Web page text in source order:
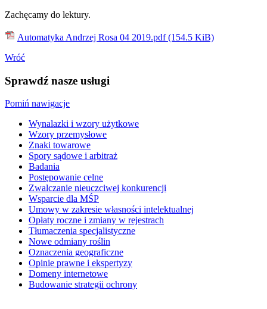
Zachęcamy do lektury.
Automatyka Andrzej Rosa 04 2019.pdf(154.5 KiB)
Wróć
Sprawdź nasze usługi
Pomiń nawigacje
Wynalazki i wzory użytkowe
Wzory przemysłowe
Znaki towarowe
Spory sądowe i arbitraż
Badania
Postępowanie celne
Zwalczanie nieuczciwej konkurencji
Wsparcie dla MŚP
Umowy w zakresie własności intelektualnej
Opłaty roczne i zmiany w rejestrach
Tłumaczenia specjalistyczne
Nowe odmiany roślin
Oznaczenia geograficzne
Opinie prawne i ekspertyzy
Domeny internetowe
Budowanie strategii ochrony